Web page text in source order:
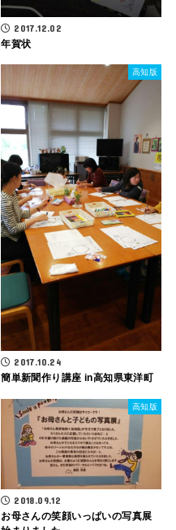
2017.12.02
年賀状
高知版
2017.10.24
簡単新聞作り講座 in高知県東洋町
高知版
2018.09.12
お母さんの笑顔いっぱいの写真展